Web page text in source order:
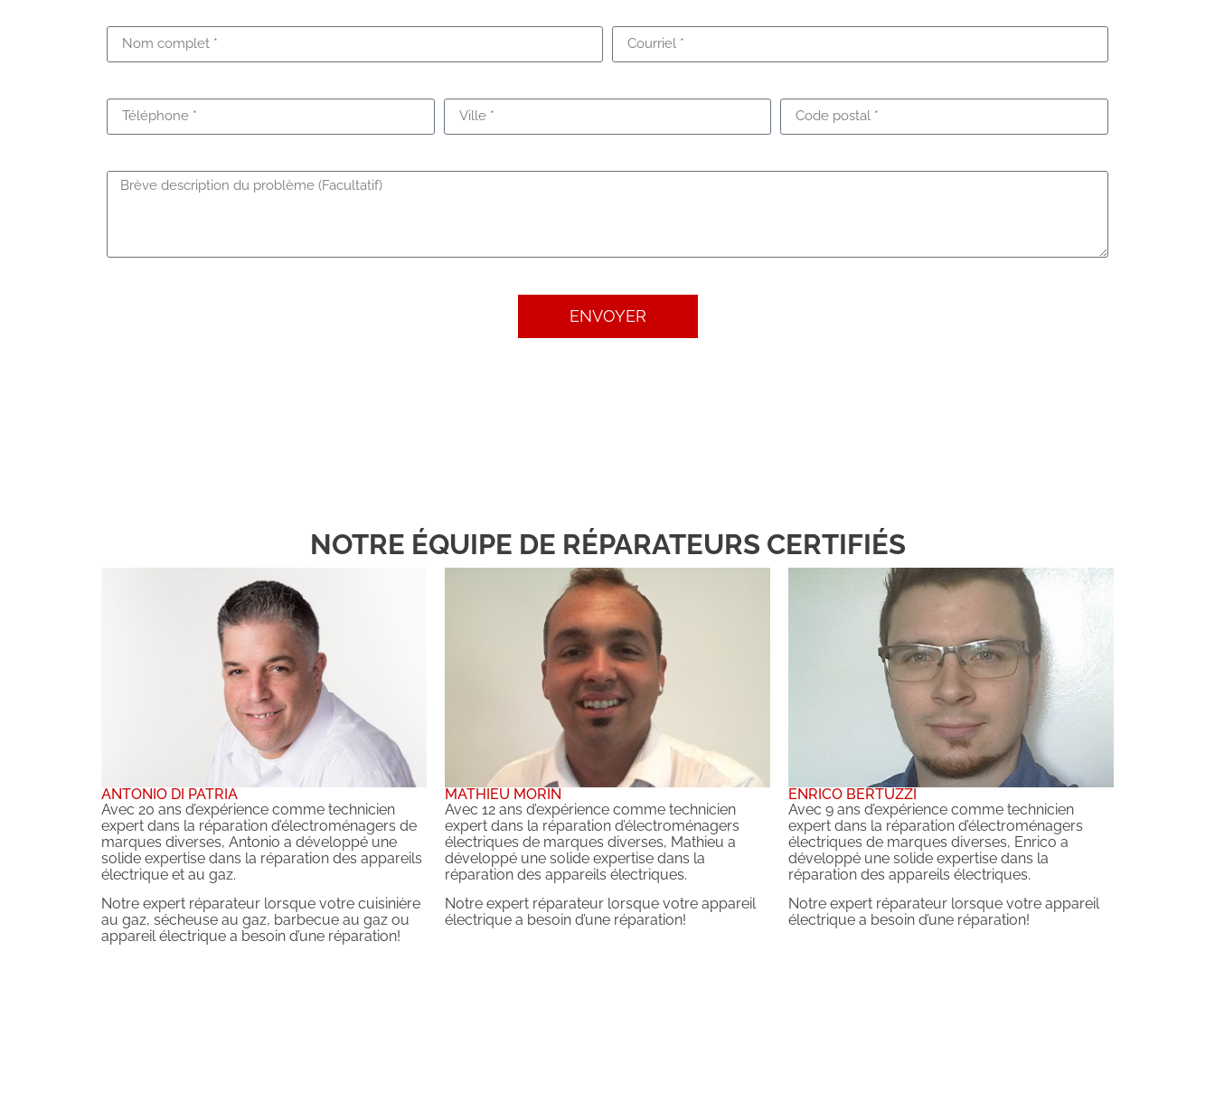
ENVOYER
NOTRE ÉQUIPE DE RÉPARATEURS CERTIFIÉS
ANTONIO DI PATRIA
Avec 20 ans d’expérience comme technicien
expert dans la réparation d’électroménagers de
marques diverses, Antonio a développé une
solide expertise dans la réparation des appareils
électrique et au gaz.
Notre expert réparateur lorsque votre cuisinière
au gaz, sécheuse au gaz, barbecue au gaz ou
appareil électrique a besoin d’une réparation!
MATHIEU MORIN
Avec 12 ans d’expérience comme technicien
expert dans la réparation d’électroménagers
électriques de marques diverses, Mathieu a
développé une solide expertise dans la
réparation des appareils électriques.
Notre expert réparateur lorsque votre appareil
électrique a besoin d’une réparation!
ENRICO BERTUZZI
Avec 9 ans d’expérience comme technicien
expert dans la réparation d’électroménagers
électriques de marques diverses, Enrico a
développé une solide expertise dans la
réparation des appareils électriques.
Notre expert réparateur lorsque votre appareil
électrique a besoin d’une réparation!